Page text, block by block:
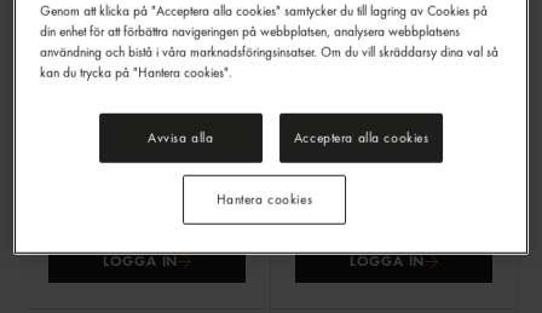
Rosso Extralagrad
LOGGA IN
Gastrino10l
199,90 kr/st
Jmf.pris 19,99 kr
LOGGA IN
Genom att klicka på "Acceptera alla cookies" samtycker du till lagring av Cookies på
din enhet för att förbättra navigeringen på webbplatsen, analysera webbplatsens
användning och bistå i våra marknadsföringsinsatser. Om du vill skräddarsy dina val så
kan du trycka på "Hantera cookies".
Avvisa alla Acceptera alla cookies
Hantera cookies